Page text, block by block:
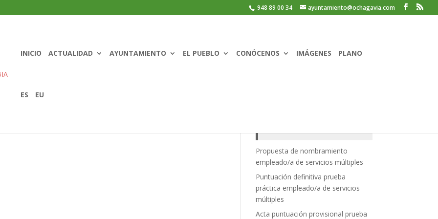
948 89 00 34 ayuntamiento@ochagavia.com
INICIO ACTUALIDAD AYUNTAMIENTO EL PUEBLO CONÓCENOS IMÁGENES PLANO
ES EU
Propuesta de nombramiento
empleado/a de servicios múltiples
Puntuación definitiva prueba
práctica empleado/a de servicios
múltiples
Acta puntuación provisional prueba